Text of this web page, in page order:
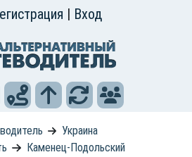
| Вход
Украина
Каменец-Подольский